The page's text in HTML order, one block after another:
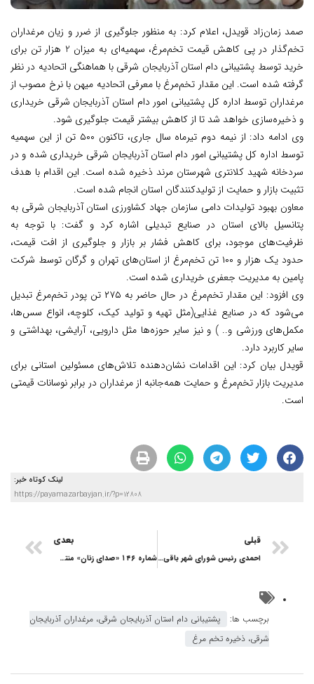
صمد زمان‌زاد قویدل، اعلام کرد: به منظور جلوگیری از ضرر و زیان مرغداران
تخم‌گذار در پی کاهش قیمت تخم‌مرغ، سهمیه‌ای به میزان 2 هزار تن برای
خرید توسط پشتیبانی دام استان آذربایجان شرقی با هماهنگی اتحادیه در نظر
گرفته شده است. این مقدار تخم‌مرغ با معرفی اتحادیه میهن با نرخ مصوب از
مرغداران توسط اداره کل پشتیبانی امور دام استان آذربایجان شرقی خریداری
و ذخیره‌سازی خواهد شد تا از کاهش بیشتر قیمت جلوگیری شود.
وی ادامه داد: از نیمه دوم تیرماه سال جاری، تاکنون ۵۰۰ تن از این سهمیه
توسط اداره کل پشتیبانی امور دام استان آذربایجان شرقی خریداری شده و در
سردخانه شهید کلانتری شهرستان مرند ذخیره شده است. این اقدام با هدف
تثبیت بازار و حمایت از تولیدکنندگان استان انجام شده است.
معاون بهبود تولیدات دامی سازمان جهاد کشاورزی استان آذربایجان شرقی به
پتانسیل بالای استان در صنایع تبدیلی اشاره کرد و گفت: با توجه به
ظرفیت‌های موجود، برای کاهش فشار بر بازار و جلوگیری از افت قیمت،
حدود یک هزار و ۱۰۰ تن تخم‌مرغ از استان‌های تهران و گرگان توسط شرکت
پامین به مدیریت جعفری خریداری شده است.
وی افزود: این مقدار تخم‌مرغ در حال حاضر به ۲۷۵ تن پودر تخم‌مرغ تبدیل
می‌شود که در صنایع غذایی(مثل تهیه و تولید کیک، کلوچه، انواع سس‌ها،
مکمل‌های ورزشی و.. ) و نیز سایر حوزه‌ها مثل دارویی، آرایشی، بهداشتی و
سایر کاربرد دارد.
قویدل بیان کرد: این اقدامات نشان‌دهنده تلاش‌های مسئولین استانی برای
مدیریت بازار تخم‌مرغ و حمایت همه‌جانبه از مرغداران در برابر نوسانات قیمتی
است.
لینک کوتاه خبر:
https://payamazarbayjan.ir/?p=12808
قبلی
احمدی رئیس شورای شهر باقی ماند
بعدی
شماره ۱۴۶ «صدای زنان» منتشر شد؛ روایت‌هایی تازه از زنان، جامعه و شهر
برچسب ها:
پشتیبانی دام استان آذربایجان شرقی، مرغداران آذربایجان
شرقی، ذخیره تخم مرغ